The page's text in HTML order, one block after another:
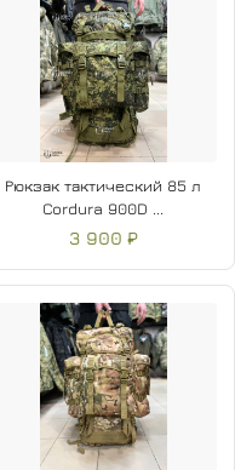
Рюкзак тактический 85 л
Cordura 900D ...
3 900 ₽